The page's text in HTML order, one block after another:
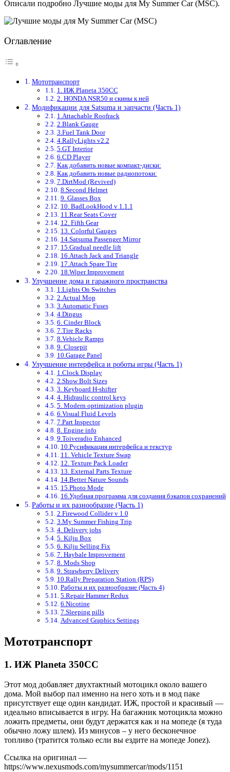
Описали подробно Лучшие моды для My Summer Car (MSC).
Оглавление
Мототранспорт
1. ИЖ Planeta 350CC
2. HONDA NSR50 и скины к ней
Модификации для Satsuma и запчасти (Часть 1)
1.Attachable Roofrack
2.Blank Gauge
3.Fuel Tank Door
4.RallyLights v2.2
5.GT Interior
6.CD Player
Как добавить новые компакт-диски:
Как добавить новые радиопотоки:
7.DirtMod (Revived)
8.Second Helmet
9. Glasses Box
10. BadLookHood v 1.1.1
11.Rear Seats Cover
12. Fifth Gear
13. Colorful Gauges
14.Satsuma Passenger Mirror
15.Gradual needle lift
16.Attach Jack and Triangle
17.Attach Spare Tire
18.Wiper Improvement
Улучшение дома и гаражного пространства
1.Lights On Switches
2.Actual Mop
3.Automatic Fuses
4.Dingus
6. Cinder Block
7.Tire Racks
8.Vehicle Ramps
9. Closepit
10.Garage Panel
Улучшение интерфейса и роботы игры (Часть 1)
1.Clock Display
2.Show Bolt Sizes
3. Keyboard H-shifter
4. Hidraulic control keys
5. Modern optimization plugin
6.Visual Fluid Levels
7.Part Inspector
8. Engine info
9.Toiveradio Enhanced
10.Русификация интерфейса и текстур
11. Vehicle Texture Swap
12. Texture Pack Loader
13. External Parts Texture
14.Better Nature Sounds
15.Photo Mode
16.Удобная программа для создания бэкапов сохранений
Работы и их разнообразие (Часть 1)
2.Firewood Collider v 1.0
3.My Summer Fishing Trip
4. Delivery jobs
5. Kilju Box
6. Kilju Selling Fix
7. Haybale Improvement
8. Mods Shop
9. Strawberry Delivery
10.Rally Preparation Station (RPS)
Работы и их разнообразие (Часть 4)
5.Repair Hammer Redux
6.Nicotine
7.Sleeping pills
Advanced Graphics Settings
Мототранспорт
1. ИЖ Planeta 350CC
Этот мод добавляет двухтактный мотоцикл около вашего
дома. Мой выбор пал именно на него хоть и в мод паке
присутствует еще один кандидат. ИЖ, простой и красивый —
идеально вписывается в игру. На багажник мотоцикла можно
ложить предметы, они будут держатся как и на мопеде (я туда
обычно ложу шлем). Из минусов – у него бесконечное
топливо (тратится только если вы ездите на мопеде Jonez).
Ссылка на оригинал —
https://www.nexusmods.com/mysummercar/mods/1151